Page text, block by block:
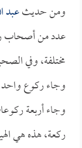
ومن حديثعبد
عدد من أصحاب
مختلفة، وفي
وجاء ركوع
وجاء أربعة
ركعة، هذه هي